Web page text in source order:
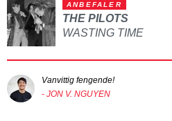
ANBEFALER
THE PILOTS
WASTING TIME
Vanvittig fengende!
- JON V. NGUYEN